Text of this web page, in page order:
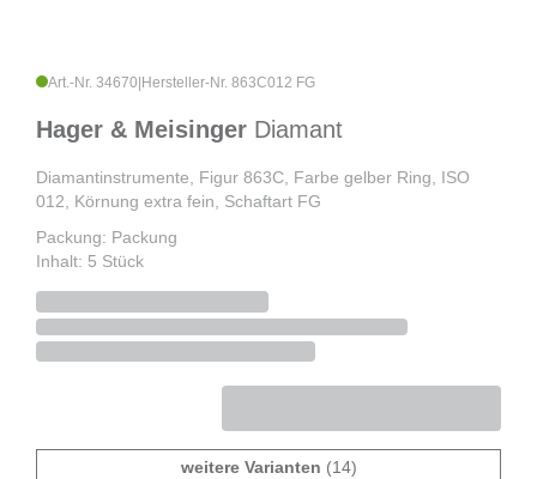
Art.-Nr. 34670 Hersteller-Nr. 863C012 FG
Hager & Meisinger Diamant
Diamantinstrumente, Figur 863C, Farbe gelber Ring, ISO
012, Körnung extra fein, Schaftart FG
Packung: Packung
Inhalt: 5 Stück
weitere Varianten (14)